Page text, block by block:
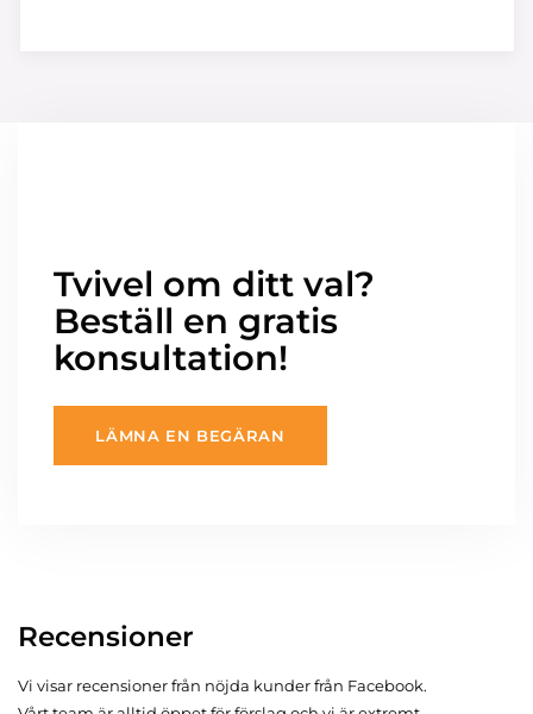
Tvivel om ditt val?
Beställ en gratis
konsultation!
LÄMNA EN BEGÄRAN
Recensioner
Vi visar recensioner från nöjda kunder från Facebook.